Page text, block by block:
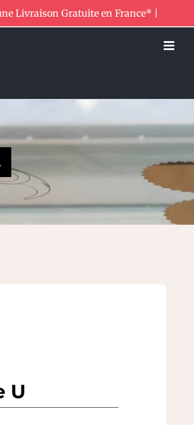
Livraison Gratuite en France* |
U